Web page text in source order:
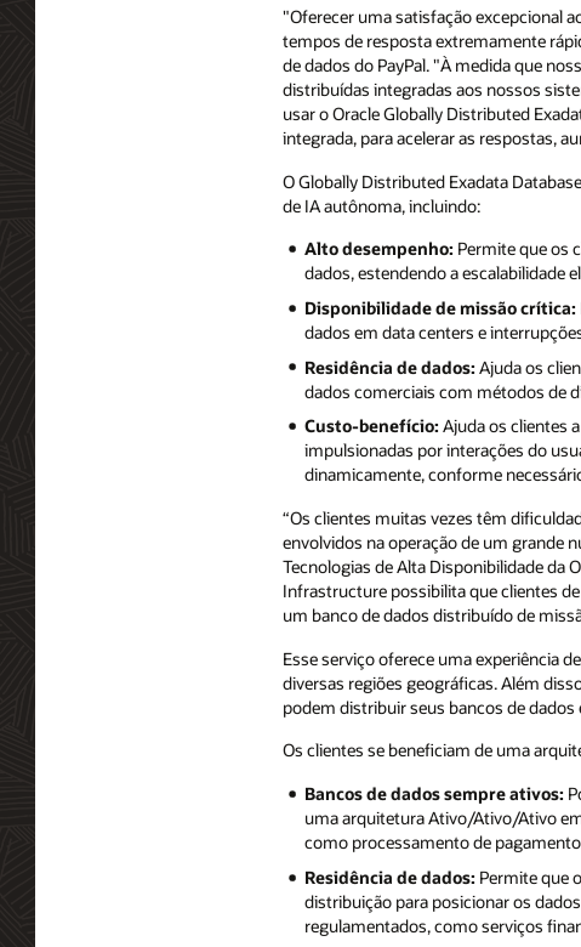
"Oferecer uma satisfação excepcional
tempos de resposta extremamente
de dados do PayPal. "À medida que
distribuídas integradas aos nossos
usar o Oracle Globally Distributed
integrada, para acelerar as respostas,
O Globally Distributed Exadata
de IA autônoma, incluindo:
Alto desempenho: Permite que os
dados, estendendo a escalabilidade
Disponibilidade de missão crítica:
dados em data centers e
Residência de dados: Ajuda os
dados comerciais com métodos de
Custo-benefício: Ajuda os clientes
impulsionadas por interações do
dinamicamente, conforme
“Os clientes muitas vezes têm
envolvidos na operação de um grande
Tecnologias de Alta Disponibilidade da
Infrastructure possibilita que clientes
um banco de dados distribuído de
Esse serviço oferece uma experiência
diversas regiões geográficas. Além
podem distribuir seus bancos de
Os clientes se beneficiam de uma
Bancos de dados sempre ativos:
uma arquitetura Ativo/Ativo/Ativo
como processamento de
Residência de dados: Permite que
distribuição para posicionar os
regulamentados, como serviços